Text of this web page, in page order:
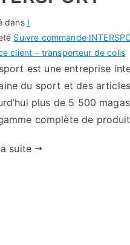
dans I
Suivre commande
client – transporteur de colis
est une entreprise
du sport et des
plus de 5 500
complète de
suite